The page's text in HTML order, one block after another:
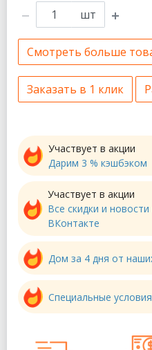
шт
Смотреть больше
Заказать в 1 клик
Участвует в акции
Дарим 3 % кэшбэком
Участвует в акции
Все скидки и
ВКонтакте
Дом за 4 дня от
Специальные